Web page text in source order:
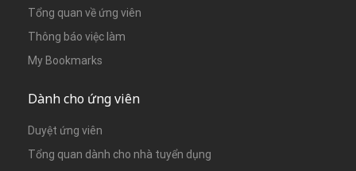
Tổng quan về ứng viên
Thông báo việc làm
My Bookmarks
Dành cho ứng viên
Duyệt ứng viên
Tổng quan dành cho nhà tuyển dụng